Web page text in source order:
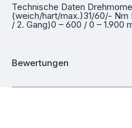
Technische Daten
(weich/hart/max.)31/60/- Nm
/ 2. Gang)0 – 600 / 0 – 1.900
Bewertungen